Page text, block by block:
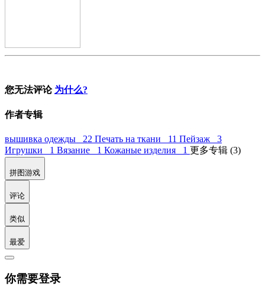
您无法评论 为什么?
作者专辑
вышивка одежды 22 Печать на ткани 11 Пейзаж 3
Игрушки 1 Вязание 1 Кожаные изделия 1 更多专辑 (3)
拼图游戏
评论
类似
最爱
你需要登录